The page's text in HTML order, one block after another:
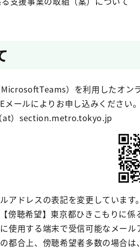
）を利用したオン
ールによりお申し込みください。
at）section.metro.tokyo.jp
アドレスの表記を変更していま
傍聴希望】東京都ひきこもりに
使用する端末で受信可能なメー
都合上、傍聴希望者多数の場合